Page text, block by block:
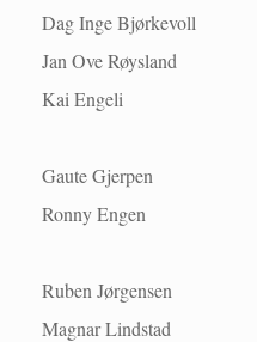
Dag Inge Bjørkevoll
Jan Ove Røysland
Kai Engeli
Gaute Gjerpen
Ronny Engen
Ruben Jørgensen
Magnar Lindstad